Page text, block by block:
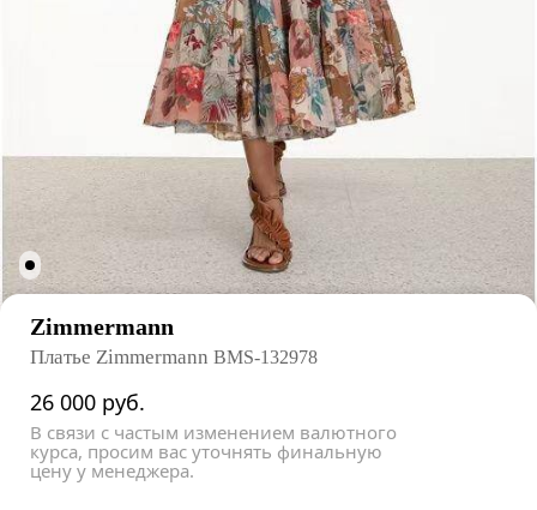
Zimmermann
Платье Zimmermann BMS-132978
26 000 руб.
В связи с частым изменением валютного
курса, просим вас уточнять финальную
цену у менеджера.